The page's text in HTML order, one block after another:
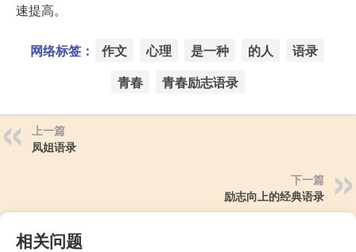
速提高。
网络标签： 作文 心理 是一种 的人
语录
青春
青春励志语录
上一篇
凤姐语录
下一篇
励志向上的经典语录
相关问题